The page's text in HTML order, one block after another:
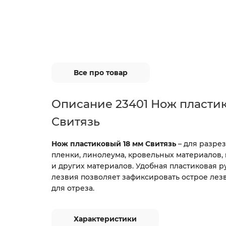
Все про товар
Описание 23401 Нож
Свитязь
Нож пластиковый 18 мм Свитязь – для
пленки, линолеума, кровельных
и других материалов. Удобная пластиковая
лезвия позволяет зафиксировать острое
для отреза.
Характеристики